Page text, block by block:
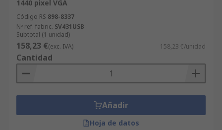
1440 pixel VGA
Código RS 898-8337
Nº ref. fabric. SV431USB
Subtotal (1 unidad)
158,23 €(exc. IVA) 158,23 €/unidad
Cantidad
Añadir
Hoja de datos